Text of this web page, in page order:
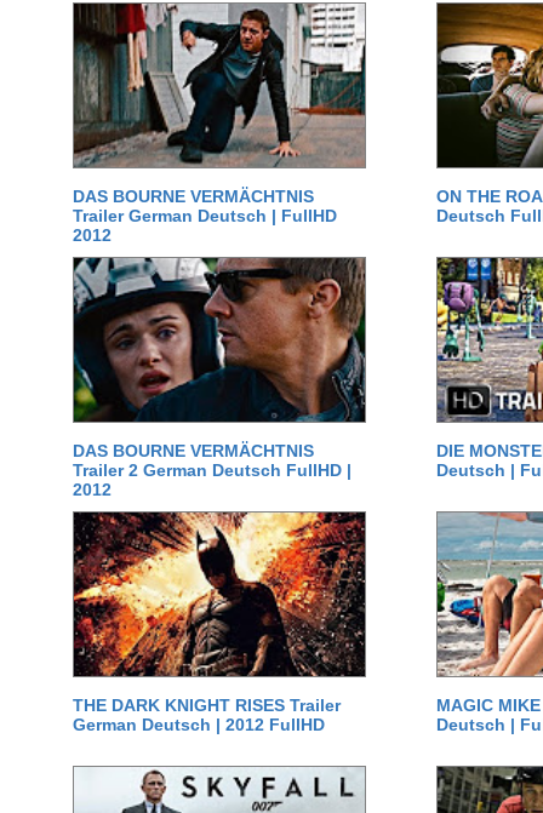
DAS BOURNE VERMÄCHTNIS
Trailer German Deutsch | FullHD
2012
ON THE
Deutsch
DAS BOURNE VERMÄCHTNIS
Trailer 2 German Deutsch FullHD |
2012
DIE
Deutsch |
THE DARK KNIGHT RISES Trailer
German Deutsch | 2012 FullHD
MAGIC
Deutsch |